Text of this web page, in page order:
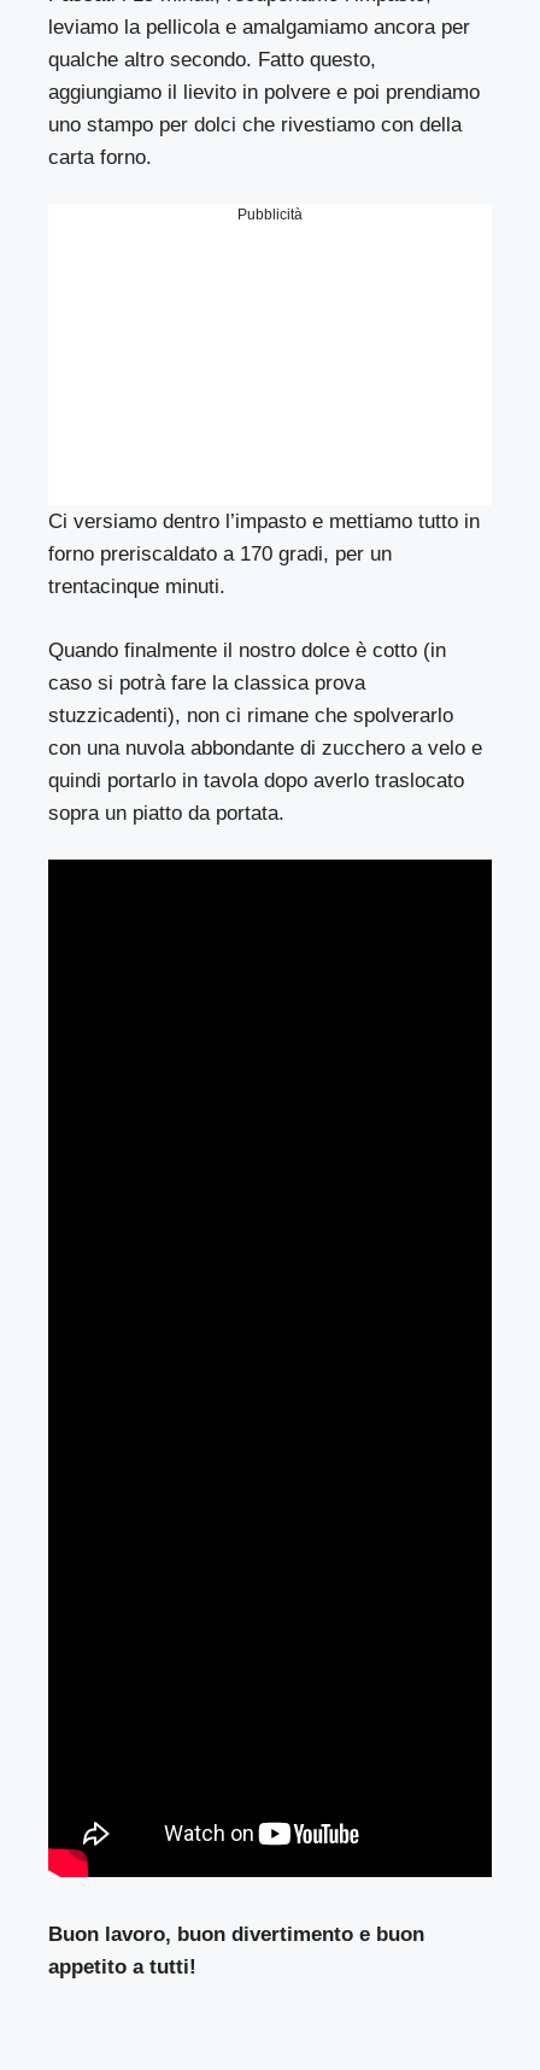
leviamo la pellicola e amalgamiamo ancora per
qualche altro secondo. Fatto questo,
aggiungiamo il lievito in polvere e poi prendiamo
uno stampo per dolci che rivestiamo con della
carta forno.
Pubblicità
Ci versiamo dentro l’impasto e mettiamo tutto in
forno preriscaldato a 170 gradi, per un
trentacinque minuti.
Quando finalmente il nostro dolce è cotto (in
caso si potrà fare la classica prova
stuzzicadenti), non ci rimane che spolverarlo
con una nuvola abbondante di zucchero a velo e
quindi portarlo in tavola dopo averlo traslocato
sopra un piatto da portata.
Buon lavoro, buon divertimento e buon
appetito a tutti!